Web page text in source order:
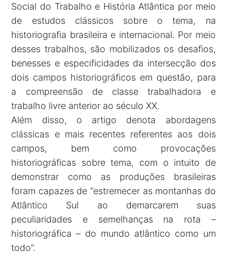
Social do Trabalho e História Atlântica por meio
de estudos clássicos sobre o tema, na
historiografia brasileira e internacional. Por meio
desses trabalhos, são mobilizados os desafios,
benesses e especificidades da intersecção dos
dois campos historiográficos em questão, para
a compreensão de classe trabalhadora e
trabalho livre anterior ao século XX.
Além disso, o artigo denota abordagens
clássicas e mais recentes referentes aos dois
campos, bem como provocações
historiográficas sobre tema, com o intuito de
demonstrar como as produções brasileiras
foram capazes de “estremecer as montanhas do
Atlântico Sul ao demarcarem suas
peculiaridades e semelhanças na rota –
historiográfica – do mundo atlântico como um
todo”.